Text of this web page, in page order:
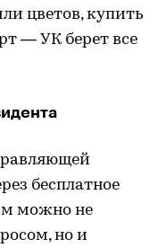
цветов, купить
— УК берет все
бесплатное
можно не
но и